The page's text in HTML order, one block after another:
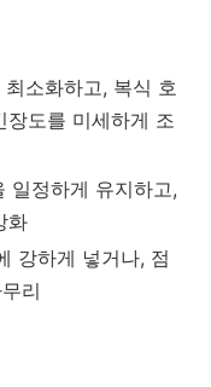
소화하고, 복식 호
장도를 미세하게 조
일정하게 유지하고,
화
강하게 넣거나, 점
리